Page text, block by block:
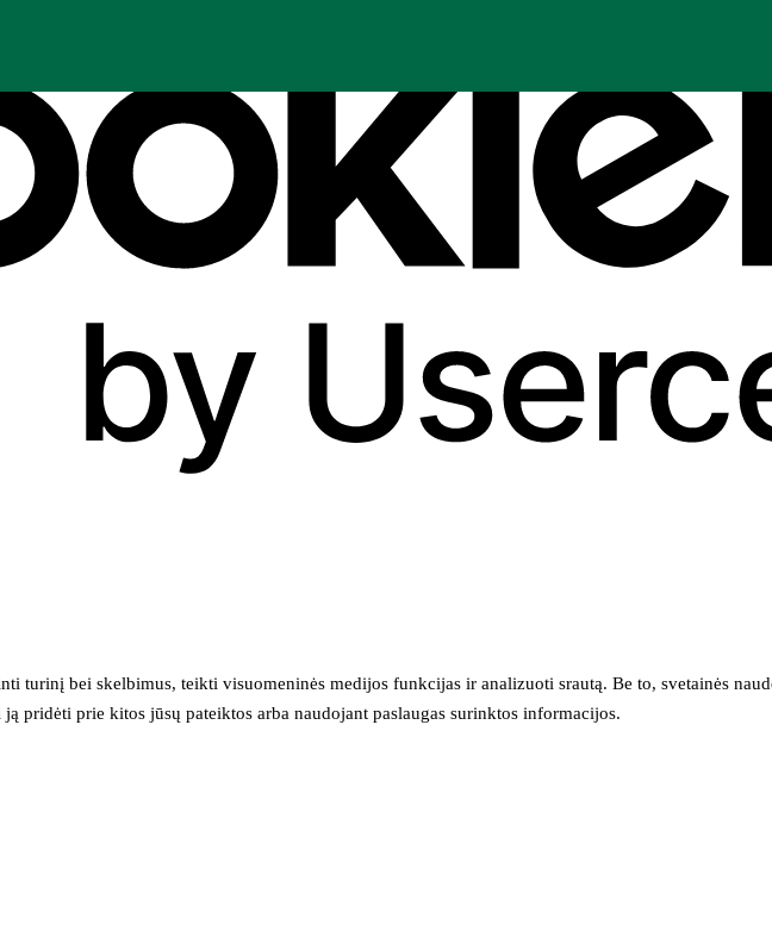
turinį bei skelbimus, teikti visuomeninės medijos funkcijas ir analizuoti srautą. Be to, svetainės
pridėti prie kitos jūsų pateiktos arba naudojant paslaugas surinktos informacijos.